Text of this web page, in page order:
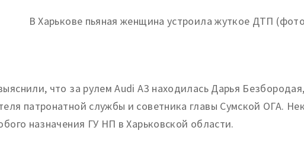
что за рулем Audi A3 находилась Дарья
патронатной службы и советника главы Сумской ОГА.
назначения ГУ НП в Харьковской области.